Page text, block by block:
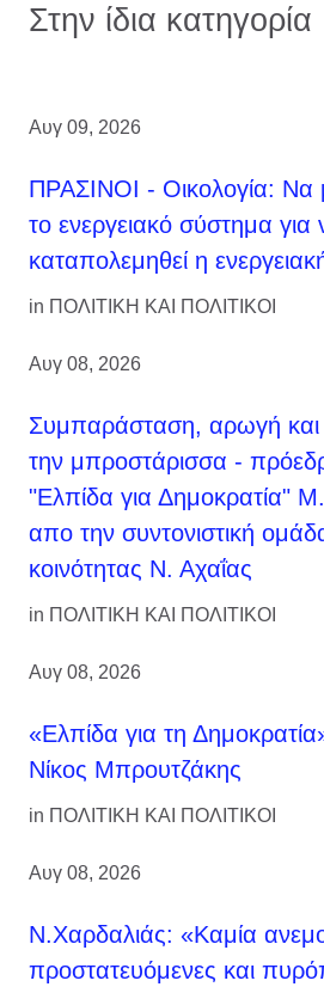
Στην ίδια κατηγορία
Αυγ 09, 2026
ΠΡΑΣΙΝΟΙ - Οικολογία: Να
το ενεργειακό σύστημα για
καταπολεμηθεί η
in ΠΟΛΙΤΙΚΗ ΚΑΙ ΠΟΛΙΤΙΚΟΙ
Αυγ 08, 2026
Συμπαράσταση, αρωγή
την μπροστάρισσα -
"Ελπίδα για Δημοκρατία"
απο την συντονιστική
κοινότητας Ν. Αχαΐας
in ΠΟΛΙΤΙΚΗ ΚΑΙ ΠΟΛΙΤΙΚΟΙ
Αυγ 08, 2026
«Ελπίδα για τη
Νίκος Μπρουτζάκης
in ΠΟΛΙΤΙΚΗ ΚΑΙ ΠΟΛΙΤΙΚΟΙ
Αυγ 08, 2026
Ν.Χαρδαλιάς: «Καμία
προστατευόμενες και